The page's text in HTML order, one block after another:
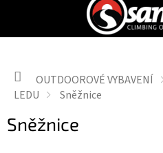
Domů
OUTDOOROVÉ VYBAVENÍ
LEDU
Sněžnice
Sněžnice